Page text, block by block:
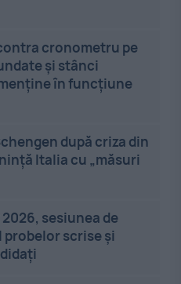
cronometru pe
și stânci
în funcțiune
după criza din
Italia cu „măsuri
sesiunea de
scrise și